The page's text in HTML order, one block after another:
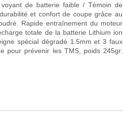
de batterie faible / Témoin de
et confort de coupe grâce au
Rapide entraînement du moteur
totale de la batterie Lithium ion
prévenir les TMS, poids 245gr.